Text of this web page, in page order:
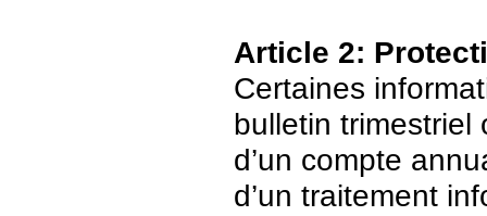
Article 2:
Certaines
bulletin trimestriel
d’un compte
d’un traitement